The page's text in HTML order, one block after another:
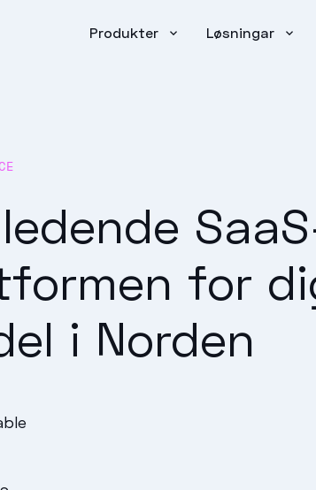
Produkter Løsningar
for
i Norden